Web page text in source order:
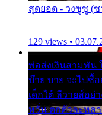
สุดยอด - วงซูซู (
129 views •
พ่อส่งเงินสามพัน
บ๊าย บาย จะไปซื้อ
เด็กใต้ ลีวายส์อย่
หวั่น ตกตัวละหล